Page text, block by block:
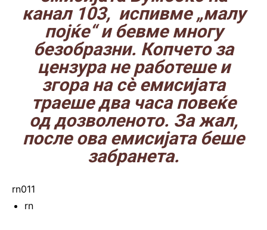
канал 103, испивме „малу
појќе“ и бевме многу
безобразни. Копчето за
цензура не работеше и
згора на сè емисијата
траеше два часа повеќе
од дозволеното. За жал,
после ова емисијата беше
забранета.
rn011
rn